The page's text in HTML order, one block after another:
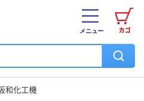
カゴ
メニュー
和化工機